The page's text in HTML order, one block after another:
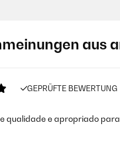
Bierfilter sehr
GEPRÜFTE BEWERTUNG
aus
GEPRÜFTE BEWERTUNG
qualidade e apropriado